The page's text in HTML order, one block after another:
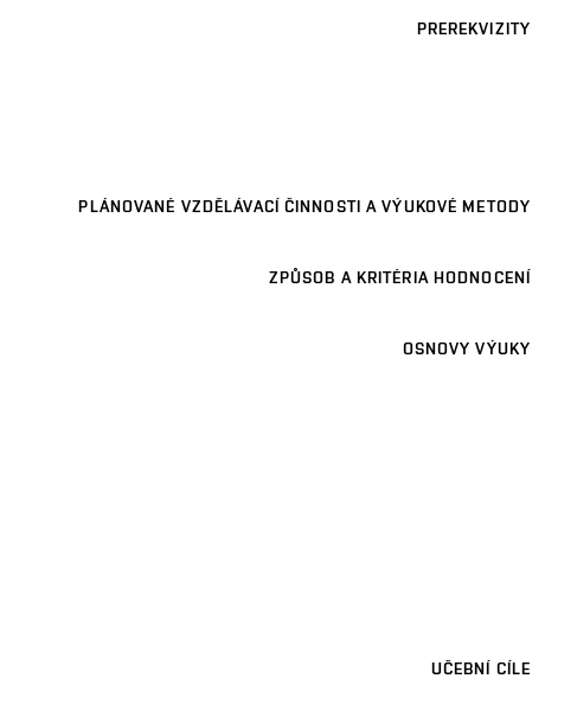
PREREKVIZITY
PLÁNOVANÉ VZDĚLÁVACÍ ČINNOSTI A VÝUKOVÉ METODY
ZPŮSOB A KRITÉRIA HODNOCENÍ
OSNOVY VÝUKY
UČEBNÍ CÍLE